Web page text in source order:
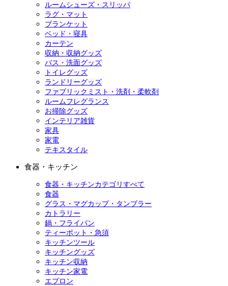
ルームシューズ・スリッパ
ラグ・マット
ブランケット
ベッド・寝具
カーテン
収納・収納グッズ
バス・洗面グッズ
トイレグッズ
ランドリーグッズ
ファブリックミスト・洗剤・柔軟剤
ルームフレグランス
お掃除グッズ
インテリア雑貨
家具
家電
テキスタイル
食器・キッチン
食器・キッチンカテゴリすべて
食器
グラス・マグカップ・タンブラー
カトラリー
鍋・フライパン
ティーポット・急須
キッチンツール
キッチングッズ
キッチン収納
キッチン家電
エプロン